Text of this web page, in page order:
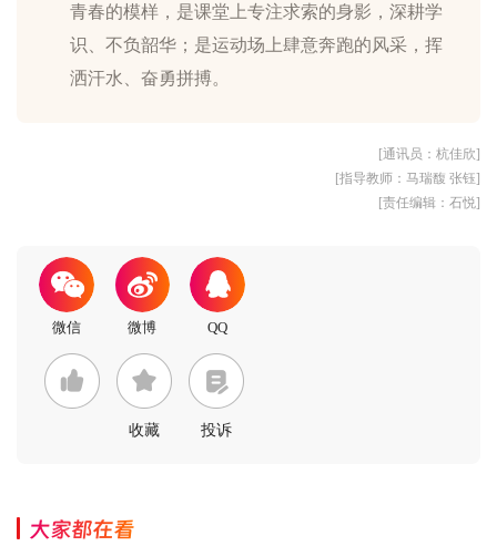
青春的模样，是课堂上专注求索的身影，深耕学
识、不负韶华；是运动场上肆意奔跑的风采，挥
[通讯员：杭佳欣]
[指导教师：马瑞馥 张钰]
[责任编辑：石悦]
收藏 投诉
大家都在看